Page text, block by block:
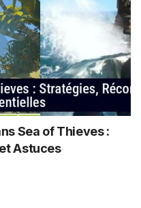
Sea of Thieves :
Astuces